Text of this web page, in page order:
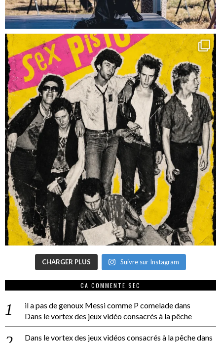
CHARGER PLUS Suivre sur Instagram
CA COMMENTE SEC
il a pas de genoux Messi comme P comeladedans
Dans le vortex des jeux vidéo consacrés à la pêche
Dans le vortex des jeux vidéos consacrés à la pêchedans